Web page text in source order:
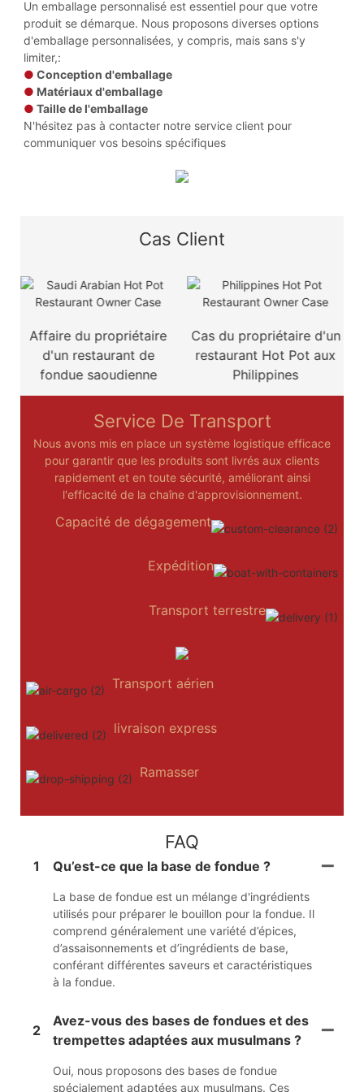
Un emballage personnalisé est essentiel pour que votre
produit se démarque. Nous proposons diverses options
d'emballage personnalisées, y compris, mais sans s'y
limiter,:
●Conception d'emballage
● Matériaux d'emballage
●Taille de l'emballage
N'hésitez pas à contacter notre service client pour
communiquer vos besoins spécifiques
Cas Client
Cas du propriétaire d'un
restaurant Hot Pot aux
Philippines
Cas du propriétaire d'un
restaurant de fondue
mexicaine
Service De Transport
Nous avons mis en place un système logistique efficace
pour garantir que les produits sont livrés aux clients
rapidement et en toute sécurité, améliorant ainsi
l'efficacité de la chaîne d'approvisionnement.
Capacité de dégagement
Expédition
Transport terrestre
Transport aérien
livraison express
Ramasser
FAQ
1 Qu’est-ce que la base de fondue ?
La base de fondue est un mélange d'ingrédients
utilisés pour préparer le bouillon pour la fondue. Il
comprend généralement une variété d’épices,
d’assaisonnements et d’ingrédients de base,
conférant différentes saveurs et caractéristiques
à la fondue.
2
Avez-vous des bases de fondues et des
trempettes adaptées aux musulmans ?
Oui, nous proposons des bases de fondue
spécialement adaptées aux musulmans. Ces